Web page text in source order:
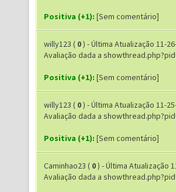
Positiva (+1): [Sem comentário]
willy123 ( 0) - Última Atualização 11-
Avaliação dada a
Positiva (+1): [Sem comentário]
willy123 ( 0) - Última Atualização 11-
Avaliação dada a
Positiva (+1): [Sem comentário]
Caminhao23 ( 0) - Última Atualização
Avaliação dada a